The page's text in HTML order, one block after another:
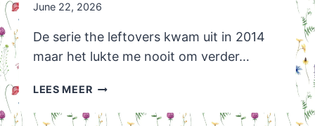
June 22, 2026
De serie the leftovers kwam uit in 2014
maar het lukte me nooit om verder…
LEES MEERSERIE
LEFTOVERS: